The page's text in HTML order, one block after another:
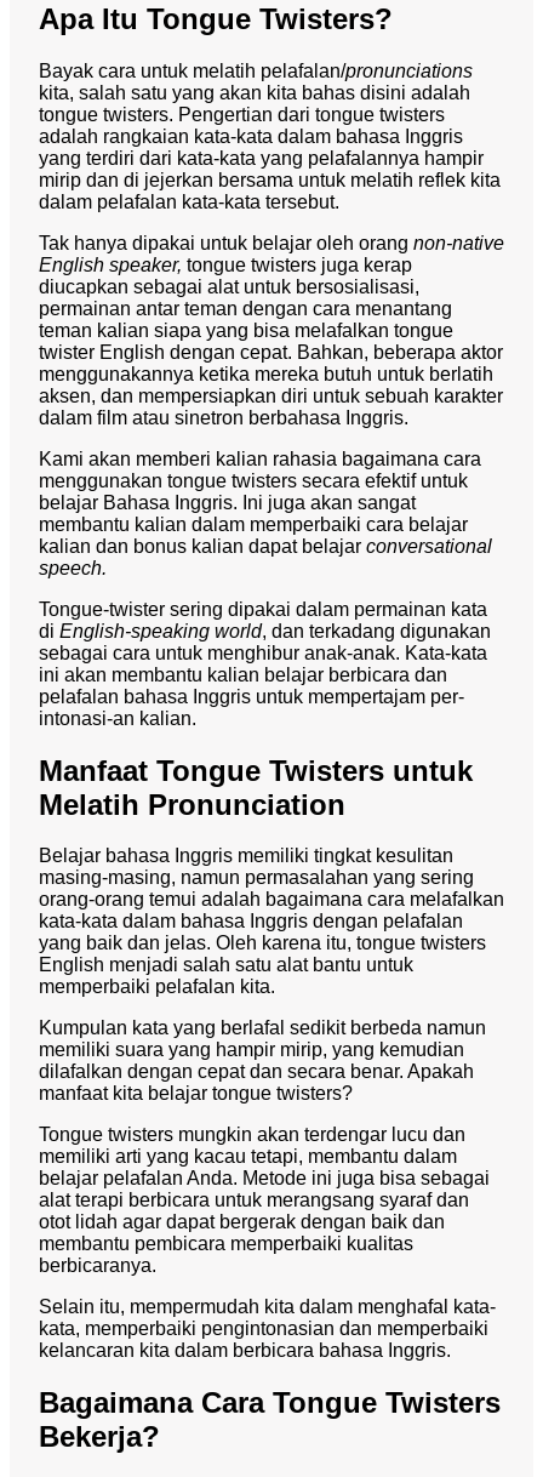
Apa Itu Tongue Twisters?
Bayak cara untuk melatih pelafalan/pronunciations
kita, salah satu yang akan kita bahas disini adalah
tongue twisters. Pengertian dari tongue twisters
adalah rangkaian kata-kata dalam bahasa Inggris
yang terdiri dari kata-kata yang pelafalannya hampir
mirip dan di jejerkan bersama untuk melatih reflek kita
dalam pelafalan kata-kata tersebut.
Tak hanya dipakai untuk belajar oleh orang non-native
English speaker, tongue twisters juga kerap
diucapkan sebagai alat untuk bersosialisasi,
permainan antar teman dengan cara menantang
teman kalian siapa yang bisa melafalkan tongue
twister English dengan cepat. Bahkan, beberapa aktor
menggunakannya ketika mereka butuh untuk berlatih
aksen, dan mempersiapkan diri untuk sebuah karakter
dalam film atau sinetron berbahasa Inggris.
Kami akan memberi kalian rahasia bagaimana cara
menggunakan tongue twisters secara efektif untuk
belajar Bahasa Inggris. Ini juga akan sangat
membantu kalian dalam memperbaiki cara belajar
kalian dan bonus kalian dapat belajar conversational
speech.
Tongue-twister sering dipakai dalam permainan kata
di English-speaking world, dan terkadang digunakan
sebagai cara untuk menghibur anak-anak. Kata-kata
ini akan membantu kalian belajar berbicara dan
pelafalan bahasa Inggris untuk mempertajam per-
intonasi-an kalian.
Manfaat Tongue Twisters untuk
Melatih Pronunciation
Belajar bahasa Inggris memiliki tingkat kesulitan
masing-masing, namun permasalahan yang sering
orang-orang temui adalah bagaimana cara melafalkan
kata-kata dalam bahasa Inggris dengan pelafalan
yang baik dan jelas. Oleh karena itu, tongue twisters
English menjadi salah satu alat bantu untuk
memperbaiki pelafalan kita.
Kumpulan kata yang berlafal sedikit berbeda namun
memiliki suara yang hampir mirip, yang kemudian
dilafalkan dengan cepat dan secara benar. Apakah
manfaat kita belajar tongue twisters?
Tongue twisters mungkin akan terdengar lucu dan
memiliki arti yang kacau tetapi, membantu dalam
belajar pelafalan Anda. Metode ini juga bisa sebagai
alat terapi berbicara untuk merangsang syaraf dan
otot lidah agar dapat bergerak dengan baik dan
membantu pembicara memperbaiki kualitas
berbicaranya.
Selain itu, mempermudah kita dalam menghafal kata-
kata, memperbaiki pengintonasian dan memperbaiki
kelancaran kita dalam berbicara bahasa Inggris.
Bagaimana Cara Tongue Twisters
Bekerja?